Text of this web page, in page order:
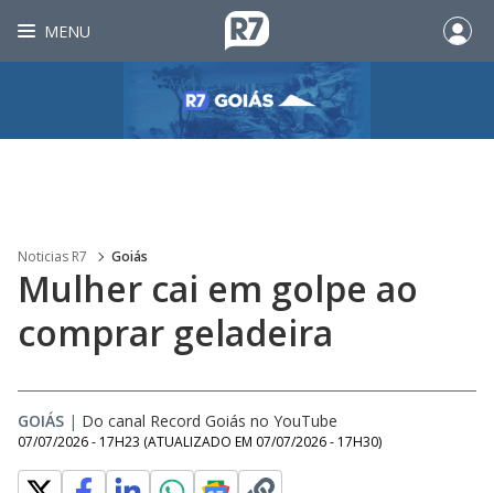
MENU
Noticias R7 Goiás
Mulher cai em golpe ao
comprar geladeira
GOIÁS | Do canal Record Goiás no YouTube
07/07/2026 - 17H23 (ATUALIZADO EM 07/07/2026 - 17H30)